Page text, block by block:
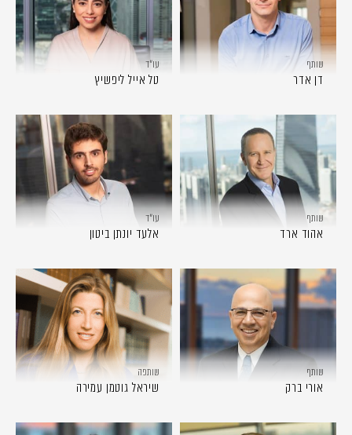
שותף
דן אדר
עו״ד
טל אייל ליפשיץ
שותף
אהוד ארד
עו״ד
אלעד יונתן ביטון
שותף
אורי ברק
שותפה
שיראל גוטמן עמירה